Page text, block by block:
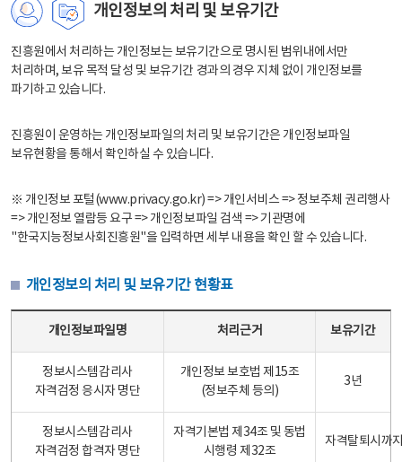
개인정보의 처리 및 보유기간
진흥원에서 처리하는 개인정보는 보유기간으로 명시된 범위내에서만
처리하며, 보유 목적 달성 및 보유기간 경과의 경우 지체 없이 개인정보를
파기하고 있습니다.
진흥원이 운영하는 개인정보파일의 처리 및 보유기간은 개인정보파일
보유현황을 통해서 확인하실 수 있습니다.
※ 개인정보 포털(www.privacy.go.kr) => 개인서비스 => 정보주체 권리행사
=> 개인정보 열람등 요구 => 개인정보파일 검색 => 기관명에
"한국지능정보사회진흥원"을 입력하면 세부 내용을 확인 할 수 있습니다.
개인정보의 처리 및 보유기간 현황표
개인정보파일명 처리근거 보유기간
정보시스템감리사
자격검정 응시자 명단
개인정보 보호법 제15조
(정보주체 등의)
3년
정보시스템감리사
자격검정 합격자 명단
자격기본법 제34조 및 동법
시행령 제32조
자격탈퇴시까